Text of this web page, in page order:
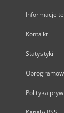
Informacje
Kontakt
Statystyki
Polityka